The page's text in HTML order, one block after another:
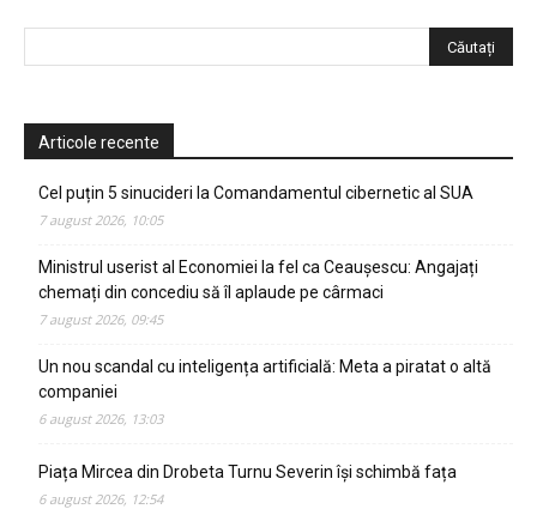
Articole recente
Cel puțin 5 sinucideri la Comandamentul cibernetic al SUA
7 august 2026, 10:05
Ministrul userist al Economiei la fel ca Ceaușescu: Angajați
chemați din concediu să îl aplaude pe cârmaci
7 august 2026, 09:45
Un nou scandal cu inteligența artificială: Meta a piratat o altă
companiei
6 august 2026, 13:03
Piața Mircea din Drobeta Turnu Severin își schimbă fața
6 august 2026, 12:54